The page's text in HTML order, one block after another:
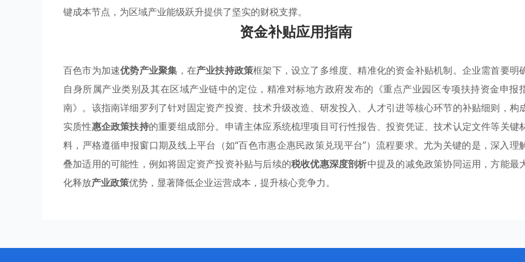
键成本节点，为区域产业能级跃升提供了坚实的财税支撑。
资金补贴应用指南
百色市为加速优势产业聚集 ，在产业扶持政策框架下，设立了多维度、精准化的资金补贴机制。企业需首要明
自身所属产业类别及其在区域产业链中的定位，精准对标地方政府发布的《重点产业园区专项扶持资金申报
南》。该指南详细罗列了针对固定资产投资、技术升级改造、研发投入、人才引进等核心环节的补贴细则，构
实质性惠企政策扶持的重要组成部分。申请主体应系统梳理项目可行性报告、投资凭证、技术认定文件等关键
料，严格遵循申报窗口期及线上平台（如“百色市惠企惠民政策兑现平台”）流程要求。尤为关键的是，深入理
叠加适用的可能性，例如将固定资产投资补贴与后续的税收优惠深度剖析中提及的减免政策协同运用，方能最
化释放产业政策优势，显著降低企业运营成本，提升核心竞争力。